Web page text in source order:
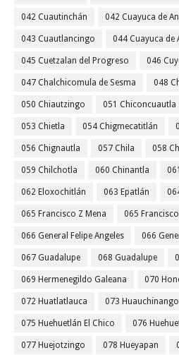
042 Cuautinchán 042 Cuayuca de
043 Cuautlancingo 044 Cuayuca de
045 Cuetzalan del Progreso 046
047 Chalchicomula de Sesma 048
050 Chiautzingo 051 Chiconcuautla
053 Chietla 054 Chigmecatitlán
056 Chignautla 057 Chila 058
059 Chilchotla 060 Chinantla
062 Eloxochitlán 063 Epatlán
065 Francisco Z Mena 065
066 General Felipe Angeles 066
067 Guadalupe 068 Guadalupe
069 Hermenegildo Galeana 070
072 Huatlatlauca 073 Huauchinango
075 Huehuetlán El Chico 076
077 Huejotzingo 078 Hueyapan